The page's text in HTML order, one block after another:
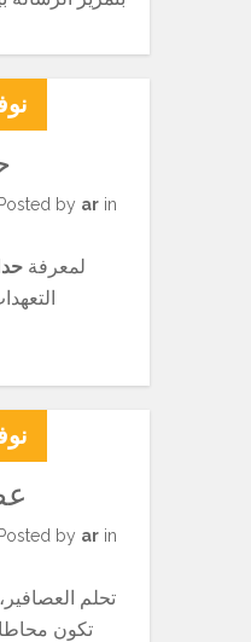
Posted by arin
لمعرفة حد
Posted by arin
تحلم
تكون محاطا